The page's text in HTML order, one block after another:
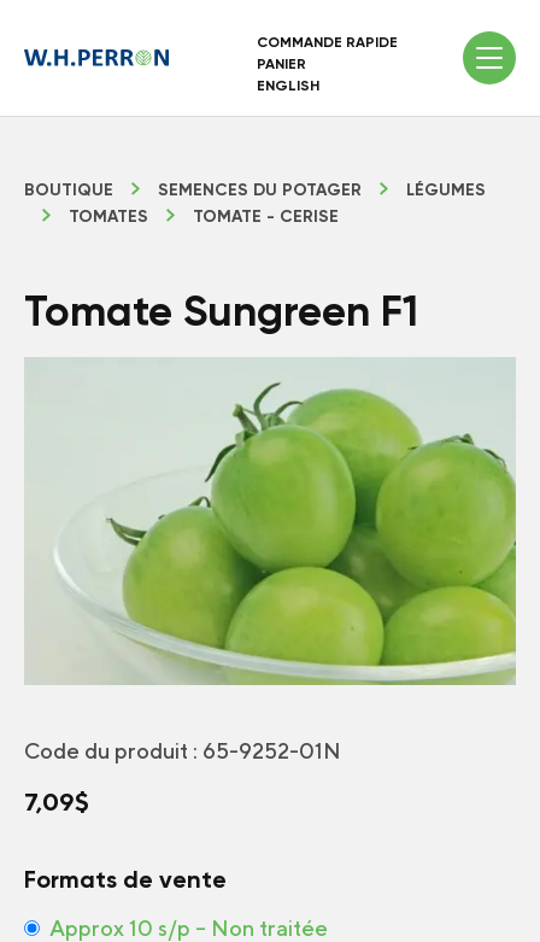
COMMANDE RAPIDE
PANIER
ENGLISH
BOUTIQUE SEMENCES DU POTAGER
LÉGUMES
TOMATES
TOMATE - CERISE
Tomate Sungreen F1
Code du produit : 65-9252-01N
7,09$
Formats de vente
Approx 10 s/p – Non traitée